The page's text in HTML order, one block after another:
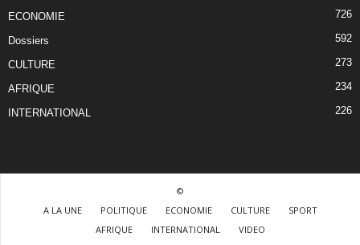
ECONOMIE 726
Dossiers 592
CULTURE 273
AFRIQUE 234
INTERNATIONAL 226
©
A LA UNE
POLITIQUE ECONOMIE CULTURE
SPORT
AFRIQUE
INTERNATIONAL VIDEO